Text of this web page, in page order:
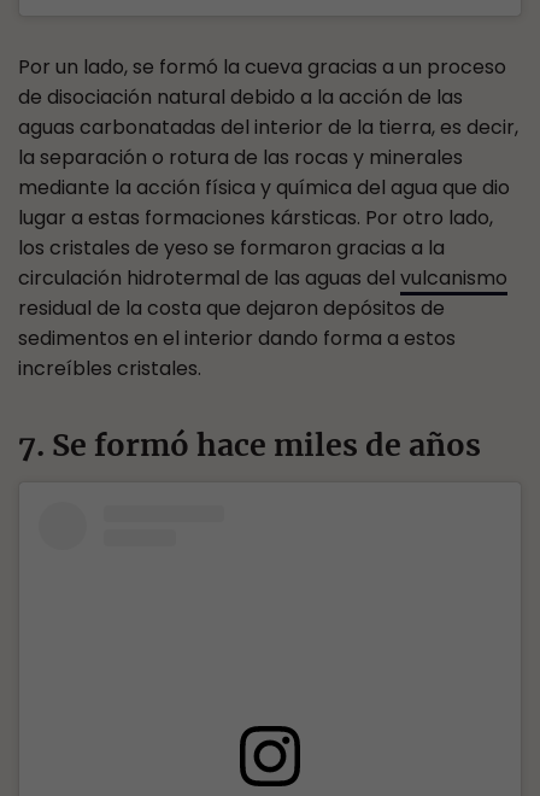
Por un lado, se formó la cueva gracias a un proceso
de disociación natural debido a la acción de las
aguas carbonatadas del interior de la tierra, es decir,
la separación o rotura de las rocas y minerales
mediante la acción física y química del agua que dio
lugar a estas formaciones kársticas. Por otro lado,
los cristales de yeso se formaron gracias a la
circulación hidrotermal de las aguas del vulcanismo
residual de la costa que dejaron depósitos de
sedimentos en el interior dando forma a estos
increíbles cristales.
7. Se formó hace miles de años